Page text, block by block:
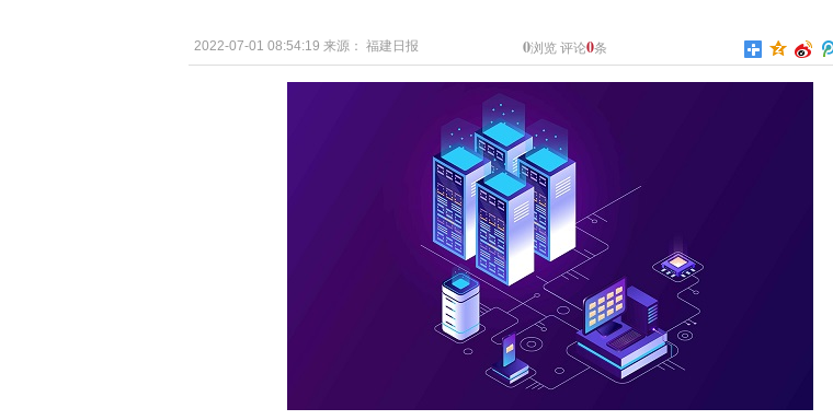
2022-07-01 08:54:19 来源： 福建日报 0浏览 评论0条